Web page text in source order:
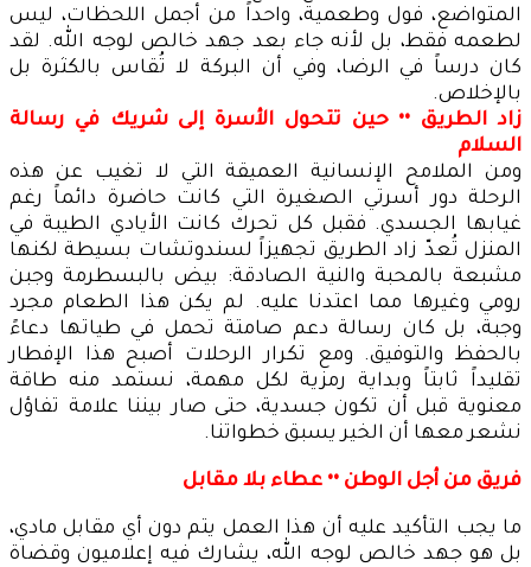
المتواضع، فول وطعمية، واحداً من أجمل اللحظات، ليس
لطعمه فقط، بل لأنه جاء بعد جهد خالص لوجه الله. لقد
كان درساً في الرضا، وفي أن البركة لا تُقاس بالكثرة بل
بالإخلاص.
زاد الطريق •• حين تتحول الأسرة إلى شريك في رسالة
السلام
ومن الملامح الإنسانية العميقة التي لا تغيب عن هذه
الرحلة دور أسرتي الصغيرة التي كانت حاضرة دائماً رغم
غيابها الجسدي. فقبل كل تحرك كانت الأيادي الطيبة في
المنزل تُعدّ زاد الطريق تجهيزاً لسندوتشات بسيطة لكنها
مشبعة بالمحبة والنية الصادقة: بيض بالبسطرمة وجبن
رومي وغيرها مما اعتدنا عليه. لم يكن هذا الطعام مجرد
وجبة، بل كان رسالة دعم صامتة تحمل في طياتها دعاءً
بالحفظ والتوفيق. ومع تكرار الرحلات أصبح هذا الإفطار
تقليداً ثابتاً وبداية رمزية لكل مهمة، نستمد منه طاقة
معنوية قبل أن تكون جسدية، حتى صار بيننا علامة تفاؤل
نشعر معها أن الخير يسبق خطواتنا.
فريق من أجل الوطن •• عطاء بلا مقابل
ما يجب التأكيد عليه أن هذا العمل يتم دون أي مقابل مادي،
بل هو جهد خالص لوجه الله، يشارك فيه إعلاميون وقضاة